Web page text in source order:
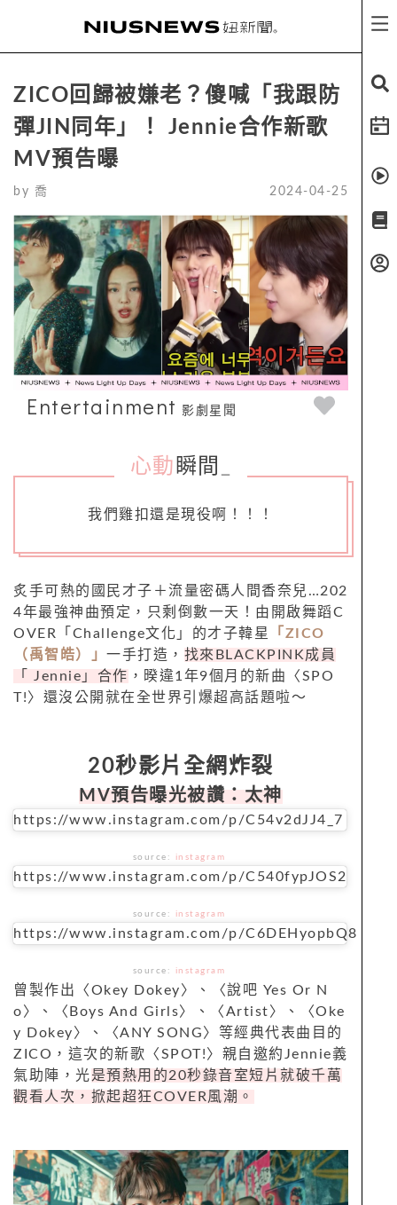
ZICO回歸被嫌老？傻喊「我跟防
彈JIN同年」！ Jennie合作新歌
MV預告曝
by 喬 2024-04-25
Entertainment 影劇星聞
心動 瞬間
我們雞扣還是現役啊！！！
炙手可熱的國民才子＋流量密碼人間香奈兒…202
4年最強神曲預定，只剩倒數一天！由開啟舞蹈C
OVER「Challenge文化」的才子韓星
「ZICO
（禹智皓）」 一手打造， 找來BLACKPINK成員
「 Jennie」合作 ，暌違1年9個月的新曲〈SPO
T!〉還沒公開就在全世界引爆超高話題啦～
20秒影片全網炸裂
MV預告曝光被讚：太神
https://www.instagram.com/p/C54v2dJJ4_7
source: instagram
https://www.instagram.com/p/C540fypJOS2
source: instagram
https://www.instagram.com/p/C6DEHyopbQ8
source: instagram
曾製作出〈Okey Dokey〉、〈說吧 Yes Or N
o〉、〈Boys And Girls〉、〈Artist〉、〈Oke
y Dokey〉、〈ANY SONG〉等經典代表曲目的
ZICO，這次的新歌〈SPOT!〉親自邀約Jennie義
氣助陣，光是預熱用的20秒錄音室短片就破千萬
觀看人次，掀起超狂COVER風潮。